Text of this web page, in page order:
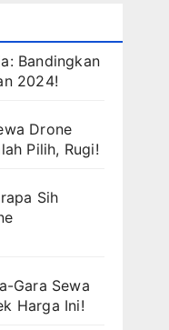
Bandingkan
2024!
Drone
Pilih, Rugi!
Sih
Gara Sewa
Harga Ini!